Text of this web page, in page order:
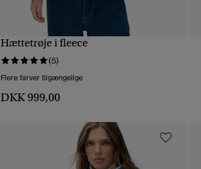
Hættetrøje i fleece
(5)
Flere farver tilgængelige
DKK 999,00